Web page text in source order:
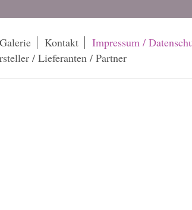
Kontakt
Impressum /
/ Lieferanten / Partner